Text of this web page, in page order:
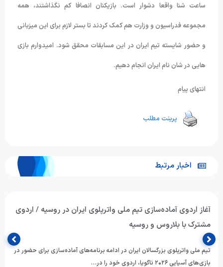
ساعت شنا واقعا دشوار است. بازیکنان انصافا کم نگذاشتند، همه
مجموعه فدراسیون و وزارت هم کمک کردند تا بستر لازم برای این میزبانی
و حضور شایسته تیم ایران در این مسابقات محقق شود. امیدوارم بازی
هایی در شان نام ایران انجام دهیم.
انتهای پیام
پرینت مطلب
اخبار مرتبط
آغاز اردوی آماده‌سازی تیم ملی واترپلوی ایران در روسیه / اردوی
مشترک با بلاروس و روسیه
تیم ملی واترپلوی بزرگسالان ایران در ادامه برنامه‌های آماده‌سازی برای حضور در
بازی‌های آسیایی ۲۰۲۶ ناگویا، اردوی خود را در…